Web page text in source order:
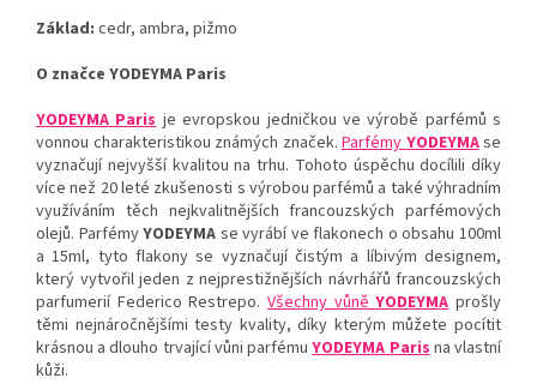
Základ: cedr, ambra, pižmo
O značce YODEYMA Paris
YODEYMA Paris je evropskou jedničkou ve výrobě parfémů s
vonnou charakteristikou známých značek. Parfémy YODEYMAse
vyznačují nejvyšší kvalitou na trhu. Tohoto úspěchu docílili díky
více než 20 leté zkušenosti s výrobou parfémů a také výhradním
využíváním těch nejkvalitnějších francouzských parfémových
olejů. ParfémyYODEYMA se vyrábí ve flakonech o obsahu 100ml
a 15ml, tyto flakony se vyznačují čistým a líbivým designem,
který vytvořil jeden z nejprestižnějších návrhářů francouzských
parfumerií Federico Restrepo. Všechny vůněYODEYMA prošly
těmi nejnáročnějšími testy kvality, díky kterým můžete pocítit
krásnou a dlouho trvající vůni parfémuYODEYMA Paris na vlastní
kůži.